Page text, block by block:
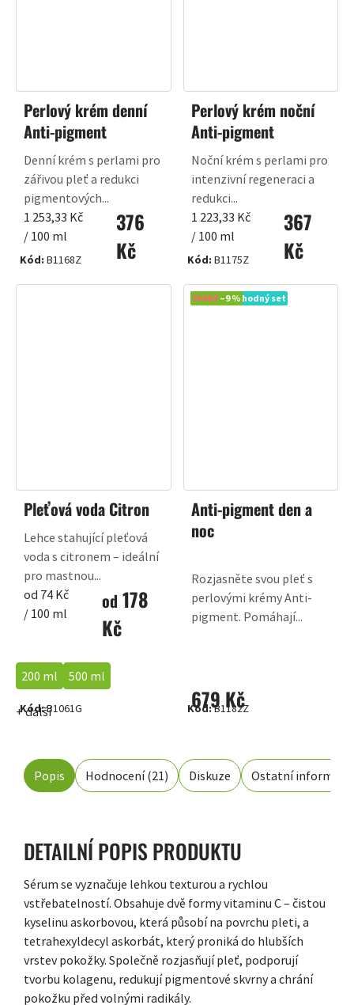
Perlový krém denní
Anti-pigment
376
Kč
Měrná
cena:
1 253,33 Kč
/ 100 ml
Denní krém s perlami pro
zářivou pleť a redukci
pigmentových...
Kód: B1168Z
Perlový krém noční
Anti-pigment
367
Kč
Měrná
cena:
1 223,33 Kč
/ 100 ml
Noční krém s perlami pro
intenzivní regeneraci a
redukci...
Kód: B1175Z
Pleťová voda Citron
od 178
Kč
Měrná
cena:
od 74 Kč
/ 100 ml
Lehce stahující pleťová
voda s citronem – ideální
pro mastnou...
200 ml 500 ml
+ další
Kód:B1061G
Novinka Výhodný set
754 Kč –9 %
Anti-pigment den a
noc
679 Kč
Rozjasněte svou pleť s
perlovými krémy Anti-
pigment. Pomáhají...
Kód:B1182Z
Popis Hodnocení (21) Diskuze Ostatní informace
DETAILNÍ POPIS PRODUKTU
Sérum se vyznačuje lehkou texturou a rychlou
vstřebatelností. Obsahuje dvě formy vitaminu C – čistou
kyselinu askorbovou, která působí na povrchu pleti, a
tetrahexyldecyl askorbát, který proniká do hlubších
vrstev pokožky. Společně rozjasňují pleť, podporují
tvorbu kolagenu, redukují pigmentové skvrny a chrání
pokožku před volnými radikály.